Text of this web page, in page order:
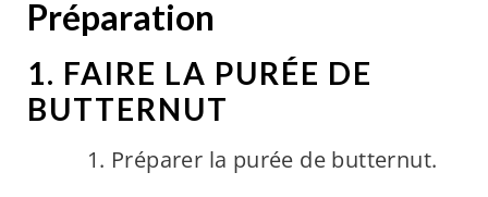
Préparation
1. FAIRE LA PURÉE DE
BUTTERNUT
Préparer la purée de butternut.